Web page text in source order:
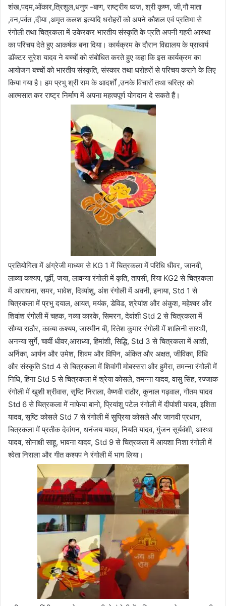
शंख,पद्म,ओंकार,त्रिशुल,धनुष -बाण, राष्ट्रीय ध्वज, श्री कृष्ण, जी,गौ माता
,वन,पर्वत ,दीया ,अमृत कलश इत्यादि धरोहरों को अपने कौशल एवं प्रतिभा से
रंगोली तथा चित्रकला में उकेरकर भारतीय संस्कृति के प्रति अपनी गहरी आस्था
का परिचय देते हुए आकर्षक बना दिया। कार्यक्रम के दौरान विद्यालय के प्राचार्य
डॉक्टर सुरेश यादव ने बच्चों को संबोधित करते हुए कहा कि इस कार्यक्रम का
आयोजन बच्चों को भारतीय संस्कृति, संस्कार तथा धरोहरों से परिचय कराने के लिए
किया गया है। हम प्रभु श्री राम के आदर्शों ,उनके विचारों तथा चरित्र को
आत्मसात कर राष्ट्र निर्माण में अपना महत्वपूर्ण योगदान दे सकते हैं।
प्रतियोगिता में अंग्रेजी माध्यम से KG 1 में चित्रकला में परिधि धीवर, जानवी,
लाव्या कश्यप, पूर्वी, जया, लावन्या रंगोली में कृति, तापसी, रिया KG2 से चित्रकला
में आराधना, समर, भावेश, दिव्यांशु, अंश रंगोली में अवनी, इनाया, Std 1 से
चित्रकला में प्रभु दयाल, आयत, मयंक, डेविड, श्रेयांश और अंकुश, महेश्वर और
शिवांश रंगोली में चहक, नव्या कारके, सिमरन, देवांशी Std 2 से चित्रकला में
सौम्या राठौर, काव्या कश्यप, जास्मीन बी, रितेश कुमार रंगोली में शालिनी सारथी,
अनन्या सुर्गे, चार्वी धीवर,आराध्या, हिमांशी, सिद्धि, Std 3 से चित्रकला में आशी,
अर्निका, आर्यन और उमेश, शिवम और विपिन, अंकित और अक्षत, जीविका, विधि
और संस्कृति Std 4 से चित्रकला में शिवांगी मोबस्सरा और हुमैरा, तमन्ना रंगोली में
निधि, हिना Std 5 से चित्रकला में श्रेया कोसले, तमन्ना यादव, वासु सिंह, रज्जाक
रंगोली में खुशी श्रीवास, सृष्टि निराला, वैष्णवी राठौर, कुनाल गढ़वाल, गौतम यादव
Std 6 से चित्रकला में नाफेया बानो, प्रियांशु पटेल रंगोली में दीपांशी यादव, इशिता
यादव, सृष्टि कोसले Std 7 से रंगोली में सुप्रिया कोसले और जानवी प्रधान,
चित्रकला में प्रतीक देवांगन, धनंजय यादव, नियति यादव, गुंजन सूर्यवंशी, आस्था
यादव, सोनाक्षी साहू, भावना यादव, Std 9 से चित्रकला में आयशा निशा रंगोली में
श्वेता निराला और गीत कश्यप ने रंगोली में भाग लिया।